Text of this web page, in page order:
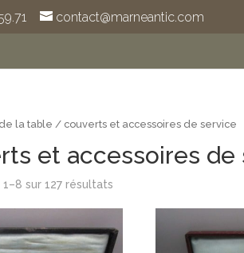
contact@marneantic.com
la table / couverts et accessoires de service
et accessoires de
sur 127 résultats